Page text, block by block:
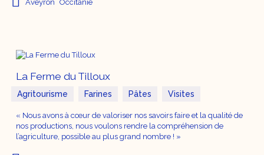
Aveyron Occitanie
La Ferme du Tilloux
Agritourisme Farines Pâtes Visites
« Nous avons à cœur de valoriser nos savoirs faire et la qualité de
nos productions, nous voulons rendre la compréhension de
l’agriculture, possible au plus grand nombre ! »